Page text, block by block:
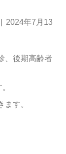
2024年7月13
、後期高齢者
す。